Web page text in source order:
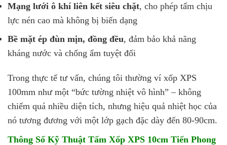
Mạng lưới ô khí liên kết siêu chặt, cho phép tấm chịu
lực nén cao mà không bị biến dạng
Bề mặt ép đùn mịn, đồng đều, đảm bảo khả năng
kháng nước và chống ẩm tuyệt đối
Trong thực tế tư vấn, chúng tôi thường ví xốp XPS
100mm như một “bức tường nhiệt vô hình” – không
chiếm quá nhiều diện tích, nhưng hiệu quả nhiệt học của
nó tương đương với một lớp gạch đặc dày đến 80-90cm.
Thông Số Kỹ Thuật Tấm Xốp XPS 10cm Tiến Phong